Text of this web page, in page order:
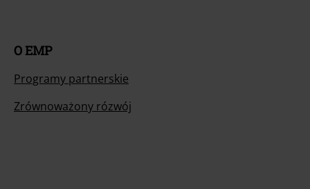
O EMP
Programy partnerskie
Zrównoważony rózwój